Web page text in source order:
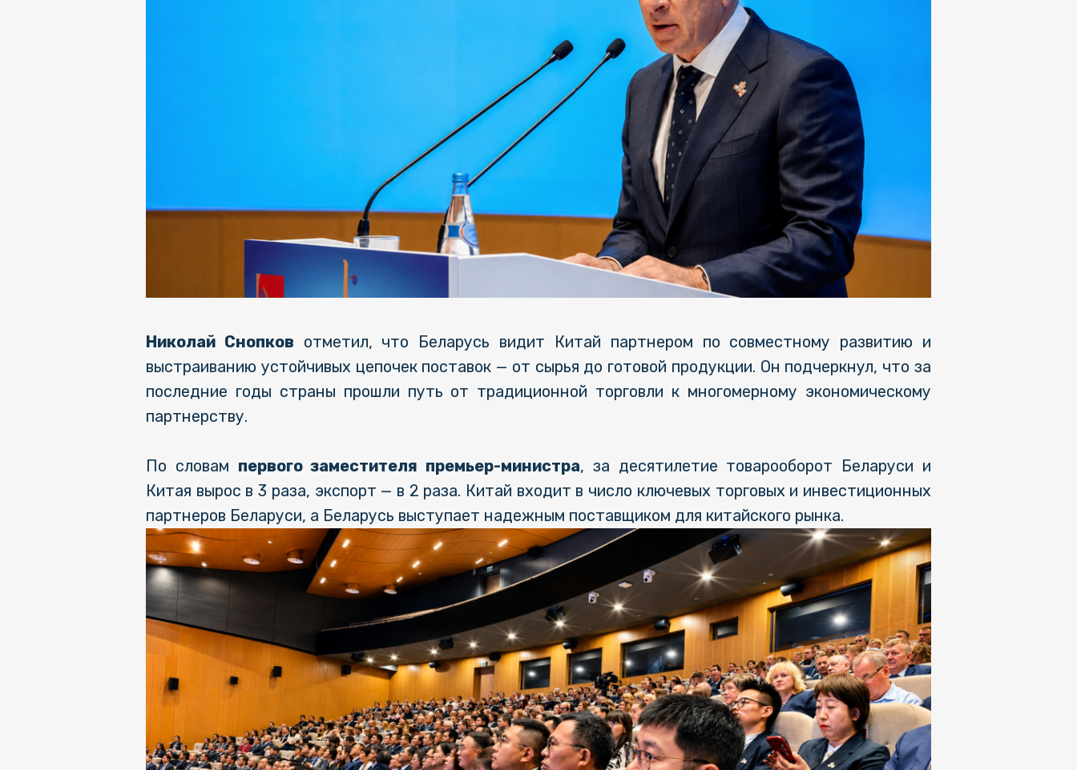
Николай Снопков отметил, что Беларусь видит Китай партнером по совместному развитию и
выстраиванию устойчивых цепочек поставок — от сырья до готовой продукции. Он подчеркнул, что за
последние годы страны прошли путь от традиционной торговли к многомерному экономическому
партнерству.
По словам первого заместителя премьер-министра, за десятилетие товарооборот Беларуси и
Китая вырос в 3 раза, экспорт — в 2 раза. Китай входит в число ключевых торговых и инвестиционных
партнеров Беларуси, а Беларусь выступает надежным поставщиком для китайского рынка.